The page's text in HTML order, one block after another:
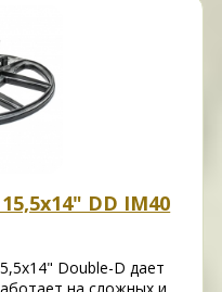
DD IM40
Double-D дает